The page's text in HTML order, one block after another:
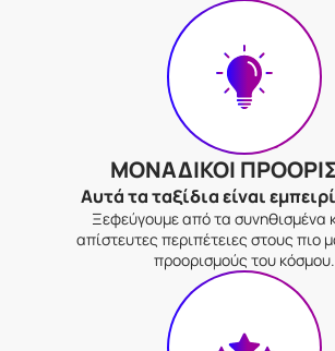
ΜΟΝΑΔΙΚΟΙ
Αυτά τα ταξίδια είναι
Ξεφεύγουμε από τα συνηθισμένα
απίστευτες περιπέτειες στους πιο
προορισμούς του κόσμου.